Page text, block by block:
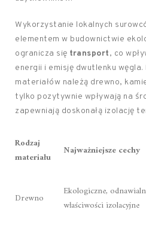
Wykorzystanie lokalnych
elementem w budownictwie
ogranicza się transport, co
energii i emisję dwutlenku węgla.
materiałów należą drewno,
tylko pozytywnie wpływają na
zapewniają doskonałą izolację
Rodzaj
materiału
Najważniejsze cechy
Drewno
Ekologiczne,
właściwości izolacyjne